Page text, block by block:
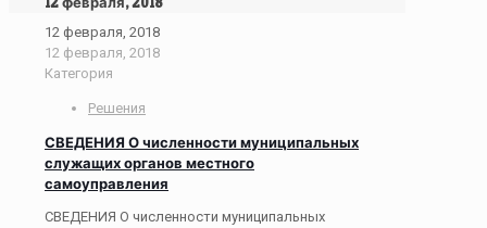
12 февраля, 2018
12 февраля, 2018
Категория
Решения
СВЕДЕНИЯ О численности муниципальных
служащих органов местного
самоуправления
СВЕДЕНИЯ О численности муниципальных